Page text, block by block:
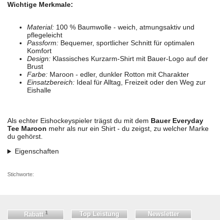
Wichtige Merkmale:
Material: 100 % Baumwolle - weich, atmungsaktiv und
pflegeleicht
Passform: Bequemer, sportlicher Schnitt für optimalen
Komfort
Design: Klassisches Kurzarm-Shirt mit Bauer-Logo auf der
Brust
Farbe: Maroon - edler, dunkler Rotton mit Charakter
Einsatzbereich: Ideal für Alltag, Freizeit oder den Weg zur
Eishalle
Als echter Eishockeyspieler trägst du mit dem Bauer Everyday
Tee Maroon mehr als nur ein Shirt - du zeigst, zu welcher Marke
du gehörst.
Eigenschaften
Stichworte:
Rabatt 1 Top Leistung Newsletter